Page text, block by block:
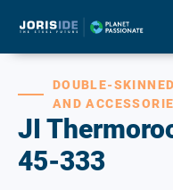
JI
45-333
DOUBLE-
AND